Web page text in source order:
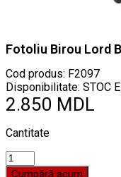
Fotoliu Birou Lord
Cod produs: F2097
Disponibilitate: STOC
2.850 MDL
Cantitate